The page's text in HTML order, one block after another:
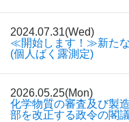
2024.07.31(Wed)
≪開始します！≫新た
(個人ばく露測定)
2026.05.25(Mon)
化学物質の審査及び製
部を改正する政令の閣